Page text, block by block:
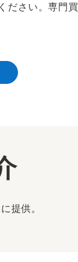
ださい。専門買
提供。